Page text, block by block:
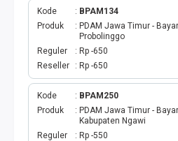
PAKET TLP SMS
VOUCHER DIGITAL
UANG ELEKTRONIK
Kode
BPAM134
Produk
PDAM Jawa Timur -
Probolinggo
Reguler
Rp -650
Reseller
Rp -650
Kode
BPAM250
Produk
PDAM Jawa Timur -
Kabupaten Ngawi
Reguler
Rp -550